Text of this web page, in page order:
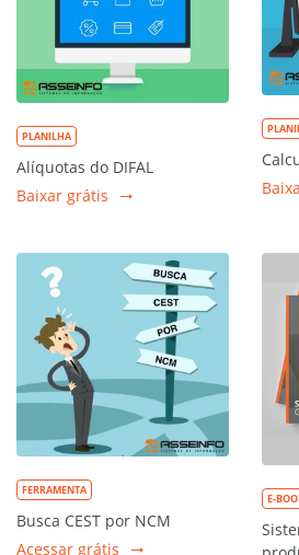
PLANILHA
Alíquotas do DIFAL
Baixar grátis
FERRAMENTA
Busca CEST por NCM
Acessar grátis
E-